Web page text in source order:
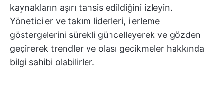
kaynakların aşırı tahsis edildiğini izleyin.
Yöneticiler ve takım liderleri, ilerleme
göstergelerini sürekli güncelleyerek ve gözden
geçirerek trendler ve olası gecikmeler hakkında
bilgi sahibi olabilirler.